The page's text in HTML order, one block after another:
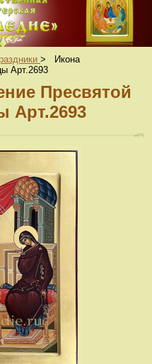
>
Икона
Арт.2693
Пресвятой
Арт.2693